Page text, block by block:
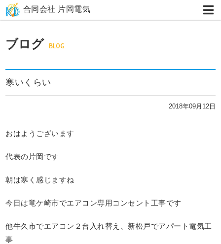
合同会社 片岡電気
ブログ BLOG
寒いくらい
2018年09月12日
おはようございます
代表の片岡です
朝は寒く感じますね
今日は竜ケ崎市でエアコン専用コンセント工事です
他牛久市でエアコン２台入れ替え、新松戸でアパート電気工
事